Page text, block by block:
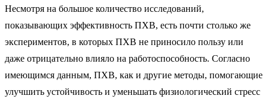
Несмотря на большое количество исследований,
показывающих эффективность ПХВ, есть почти столько же
экспериментов, в которых ПХВ не приносило пользу или
даже отрицательно влияло на работоспособность. Согласно
имеющимся данным, ПХВ, как и другие методы, помогающие
улучшить устойчивость и уменьшать физиологический стресс